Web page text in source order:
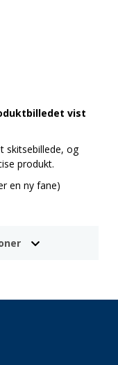
vist
skitsebillede, og
produkt.
en ny fane)